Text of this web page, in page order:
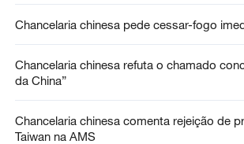
Chancelaria chinesa pede cessar-fogo
Chancelaria chinesa refuta o chamado
da China”
Chancelaria chinesa comenta rejeição de
Taiwan na AMS